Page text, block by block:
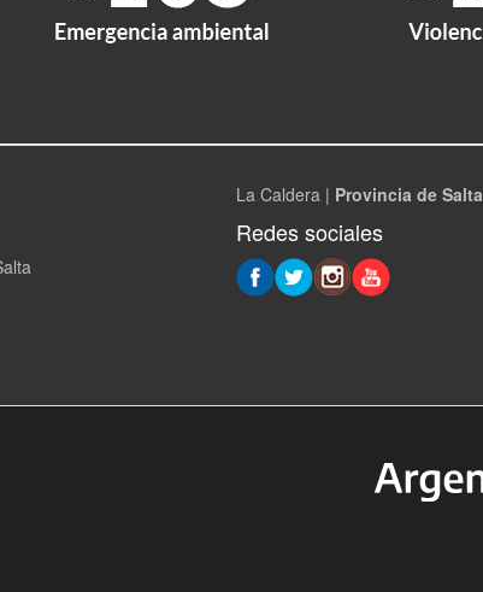
La Caldera | Provincia de Salta
Redes sociales